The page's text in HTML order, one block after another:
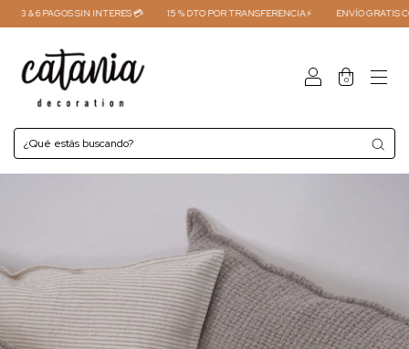
3 & 6 PAGOS SIN INTERES 💳 15 % DTO POR TRANSFERENCIA⚡ ENVÍO GRATIS
0